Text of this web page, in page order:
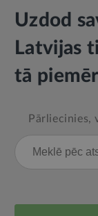
Uzdod
Latvijas
tā
Pārliecinies,